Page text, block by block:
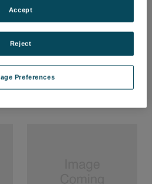
る
CF Cu Gasket, 4.5"
品番: A24276
ログインして価格を確認する
Preferences
Reject
Accept